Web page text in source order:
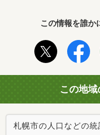
この情報を誰か
この地
札幌市の人口などの統